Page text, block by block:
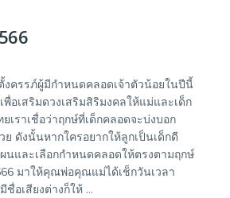
ครรภ์ผู้มีกำหนดคลอดเจ้าตัวน้อยในปีนี้
อเสริมดวงเสริมสิริมงคลให้แม่และเด็ก
ราเชื่อว่าฤกษ์ที่เด็กคลอดจะบ่งบอก
ดังนั้นหากใครอยากให้ลูกเป็นเด็กดี
ผนและเลือกกำหนดคลอดให้ตรงตามฤกษ์
มาให้คุณพ่อคุณแม่ได้เช็กวันเวลา
อเสียงต่างก็ให้ ...